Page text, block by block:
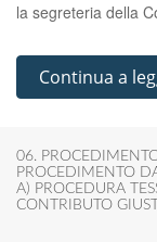
la segreteria della
Continua a
06.
PROCEDIMENTO
A) PROCEDURA
CONTRIBUTO